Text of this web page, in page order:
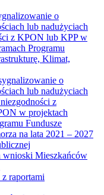
o
lub nadużyciach
z KPON lub KPP w
Programu
Klimat,
o
lub nadużyciach
z
w projektach
Fundusze
na lata 2021 – 2027
wnioski Mieszkańców
raportami